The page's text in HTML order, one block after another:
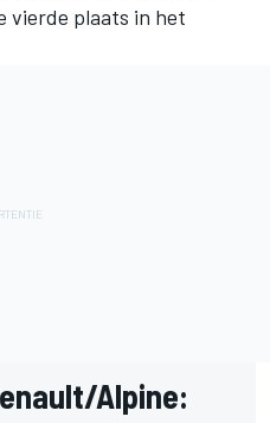
vierde plaats in het
Alpine: